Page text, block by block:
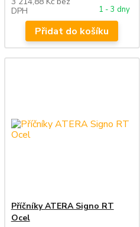
DPH
1 - 3 dny
Přidat do košíku
Příčníky ATERA Signo RT
Ocel